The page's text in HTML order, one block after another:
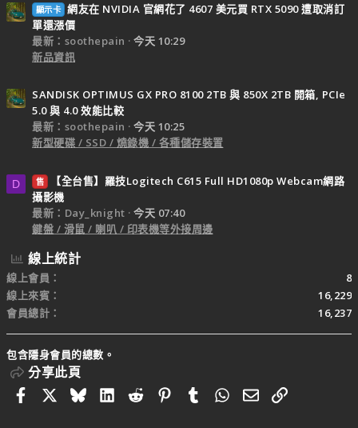
顯示卡 網友在 NVIDIA 官網花了 4607 美元買 RTX 5090 遭取消訂
單還漲價
最新：soothepain
今天 10:29
新品資訊
SANDISK OPTIMUS GX PRO 8100 2TB 與 850X 2TB 開箱, PCIe
5.0 與 4.0 效能比較
最新：soothepain
今天 10:25
新型硬碟 / SSD / 燒錄機 / 各種儲存裝置
D 售
【全台售】羅技Logitech C615 Full HD1080p Webcam網路
攝影機
最新：Day_knight
今天 07:40
鍵盤 / 滑鼠 / 喇叭 / 印表機等外接周邊
線上統計
線上會員
8
線上來賓
16,229
會員總計
16,237
包含隱身會員的總數。
分享此頁
FacebookBlueskyLinkedIn
RedditPinterestTumblrWhatsApp
電子郵件
連結